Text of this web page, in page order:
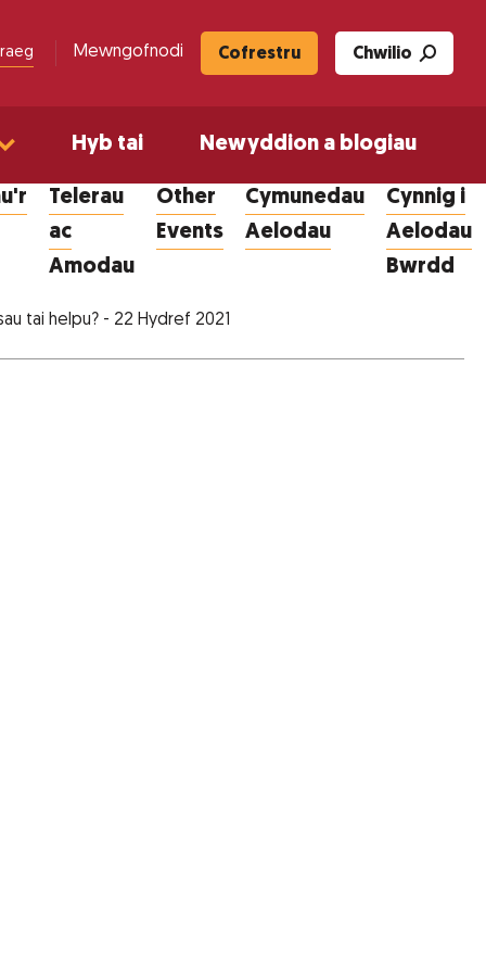
Mewngofnodi Cofrestru Chwilio
Hyb tai Newyddion a blogiau
Telerau
ac
Amodau
Other
Events
Cymunedau
Aelodau
Cynnig i
Aelodau
Bwrdd
tai helpu? - 22 Hydref 2021